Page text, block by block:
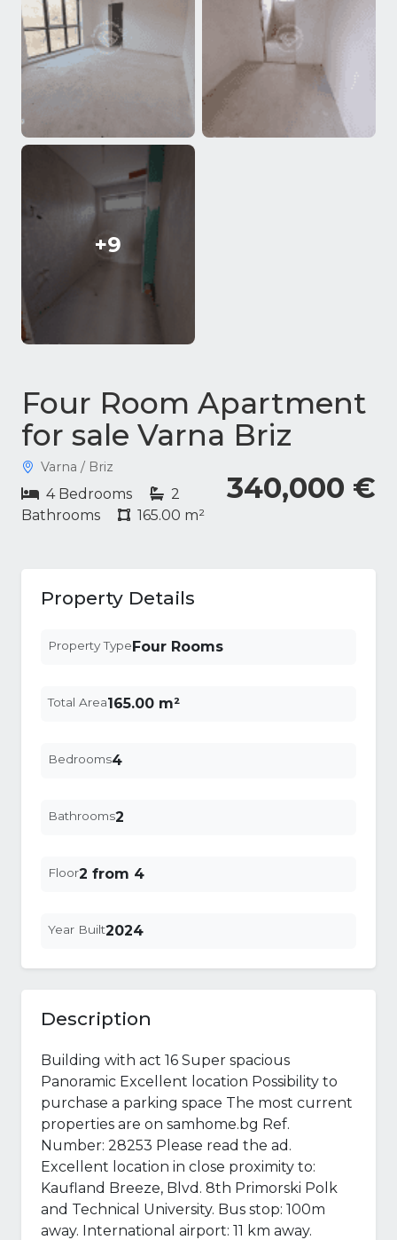
+9
Four Room Apartment
for sale Varna Briz
340,000 €
Varna / Briz
4 Bedrooms
2
Bathrooms
165.00 m²
Property Details
Property Type Four Rooms
Total Area165.00 m²
Bedrooms4
Bathrooms2
Floor2 from 4
Year Built2024
Description
Building with act 16 Super spacious
Panoramic Excellent location Possibility to
purchase a parking space The most current
properties are on samhome.bg Ref.
Number: 28253 Please read the ad.
Excellent location in close proximity to:
Kaufland Breeze, Blvd. 8th Primorski Polk
and Technical University. Bus stop: 100m
away. International airport: 11 km away.